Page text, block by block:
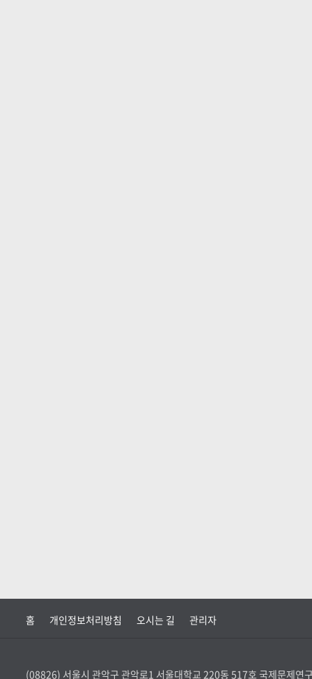
홈 개인정보처리방침 오시는 길 관리자
(08826) 서울시 관악구 관악로1 서울대학교 220동 517호 국제문제연